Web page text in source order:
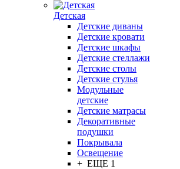
Детская
Детские диваны
Детские кровати
Детские шкафы
Детские стеллажи
Детские столы
Детские стулья
Модульные
детские
Детские матрасы
Декоративные
подушки
Покрывала
Освещение
+ ЕЩЕ 1